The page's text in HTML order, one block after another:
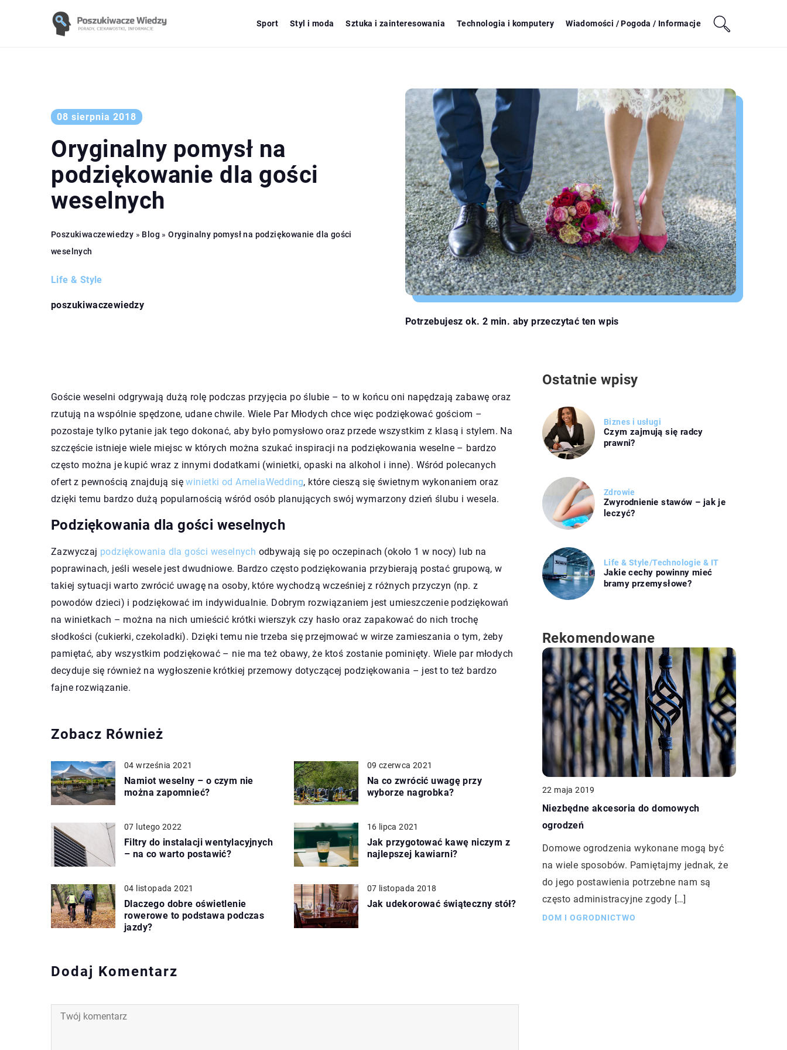
Sport Styl i moda Sztuka i zainteresowania Technologia i komputery Wiadomości / Pogoda / Informacje
08 sierpnia 2018
Oryginalny pomysł na
podziękowanie dla gości
weselnych
Poszukiwaczewiedzy » Blog »Oryginalny pomysł na podziękowanie dla gości
weselnych
Life & Style
poszukiwaczewiedzy
Potrzebujesz ok. 2 min. aby przeczytać ten wpis
Goście weselni odgrywają dużą rolę podczas przyjęcia po ślubie – to w końcu oni napędzają zabawę oraz
rzutują na wspólnie spędzone, udane chwile. Wiele Par Młodych chce więc podziękować gościom –
pozostaje tylko pytanie jak tego dokonać, aby było pomysłowo oraz przede wszystkim z klasą i stylem. Na
szczęście istnieje wiele miejsc w których można szukać inspiracji na podziękowania weselne – bardzo
często można je kupić wraz z innymi dodatkami (winietki, opaski na alkohol i inne). Wśród polecanych
ofert z pewnością znajdują sięwinietki od AmeliaWedding, które cieszą się świetnym wykonaniem oraz
dzięki temu bardzo dużą popularnością wśród osób planujących swój wymarzony dzień ślubu i wesela.
Podziękowania dla gości weselnych
Zazwyczaj podziękowania dla gości weselnych odbywają się po oczepinach (około 1 w nocy) lub na
poprawinach, jeśli wesele jest dwudniowe. Bardzo często podziękowania przybierają postać grupową, w
takiej sytuacji warto zwrócić uwagę na osoby, które wychodzą wcześniej z różnych przyczyn (np. z
powodów dzieci) i podziękować im indywidualnie. Dobrym rozwiązaniem jest umieszczenie podziękowań
na winietkach – można na nich umieścić krótki wierszyk czy hasło oraz zapakować do nich trochę
słodkości (cukierki, czekoladki). Dzięki temu nie trzeba się przejmować w wirze zamieszania o tym, żeby
pamiętać, aby wszystkim podziękować – nie ma też obawy, że ktoś zostanie pominięty. Wiele par młodych
decyduje się również na wygłoszenie krótkiej przemowy dotyczącej podziękowania – jest to też bardzo
fajne rozwiązanie.
Zobacz Również
04 września 2021
Namiot weselny – o czym nie
można zapomnieć?
09 czerwca 2021
Na co zwrócić uwagę przy
wyborze nagrobka?
07 lutego 2022
Filtry do instalacji wentylacyjnych
– na co warto postawić?
16 lipca 2021
Jak przygotować kawę niczym z
najlepszej kawiarni?
04 listopada 2021
Dlaczego dobre oświetlenie
rowerowe to podstawa podczas
jazdy?
07 listopada 2018
Jak udekorować świąteczny stół?
Dodaj Komentarz
Ostatnie wpisy
Biznes i usługi
Czym zajmują się radcy
prawni?
Zdrowie
Zwyrodnienie stawów – jak je
leczyć?
Life & Style/Technologie & IT
Jakie cechy powinny mieć
bramy przemysłowe?
Rekomendowane
22 maja 2019
Niezbędne akcesoria do domowych
ogrodzeń
Domowe ogrodzenia wykonane mogą być
na wiele sposobów. Pamiętajmy jednak, że
do jego postawienia potrzebne nam są
często administracyjne zgody […]
DOM I OGRODNICTWO